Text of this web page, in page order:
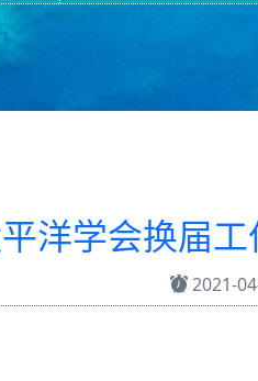
洋学会换届
2021-